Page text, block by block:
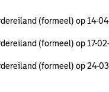
(formeel) op 14-
(formeel) op 17-
(formeel) op 24-